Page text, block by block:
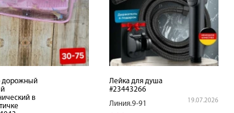
дорожный
в
Лейка для душа
#23443266
Линия.9-91
19.07.2026